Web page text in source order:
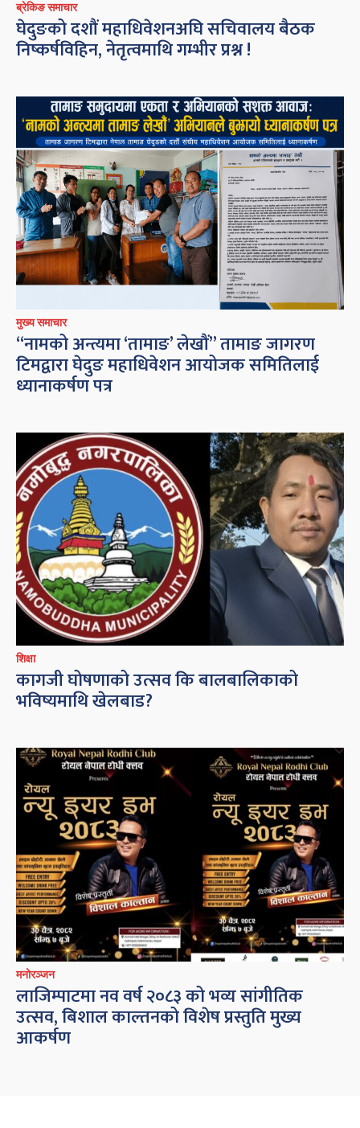
ब्रेकिङ समाचार
घेदुङको दशौं महाधिवेशनअघि सचिवालय बैठक
निष्कर्षविहिन, नेतृत्वमाथि गम्भीर प्रश्न !
मुख्य समाचार
“नामको अन्त्यमा ‘तामाङ’ लेखौं” तामाङ जागरण
टिमद्वारा घेदुङ महाधिवेशन आयोजक समितिलाई
ध्यानाकर्षण पत्र
शिक्षा
कागजी घोषणाको उत्सव कि बालबालिकाको
भविष्यमाथि खेलबाड?
मनोरञ्जन
लाजिम्पाटमा नव वर्ष २०८३ को भव्य सांगीतिक
उत्सव, बिशाल काल्तनको विशेष प्रस्तुति मुख्य
आकर्षण